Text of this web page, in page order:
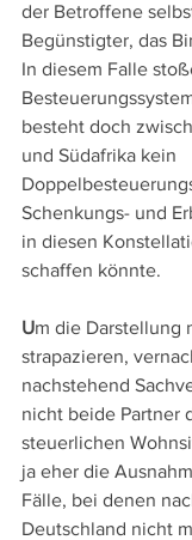
der Betroffene
Begünstigter, das
In diesem Falle
besteht doch
und Südafrika kein
Schenkungs- und
in diesen
schaffen könnte.
Um die Darstellung
strapazieren,
nachstehend
nicht beide Partner
steuerlichen
ja eher die
Fälle, bei denen
Deutschland nicht